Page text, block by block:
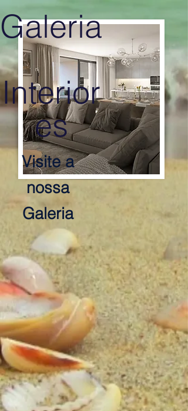
Galeria
Interior
es
Visite a
nossa
Galeria